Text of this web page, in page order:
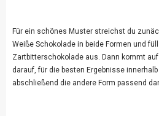
Für ein schönes Muster streichst du
Weiße Schokolade in beide Formen und
Zartbitterschokolade aus. Dann kommt
darauf, für die besten Ergebnisse
abschließend die andere Form passend